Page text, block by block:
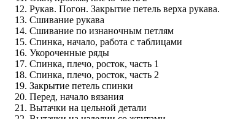
Рукав. Погон. Закрытие петель верха рукава.
Сшивание рукава
Сшивание по изнаночным петлям
Спинка, начало, работа с таблицами
Укороченные ряды
Спинка, плечо, росток, часть 1
Спинка, плечо, росток, часть 2
Закрытие петель спинки
Перед, начало вязания
Вытачки на цельной детали